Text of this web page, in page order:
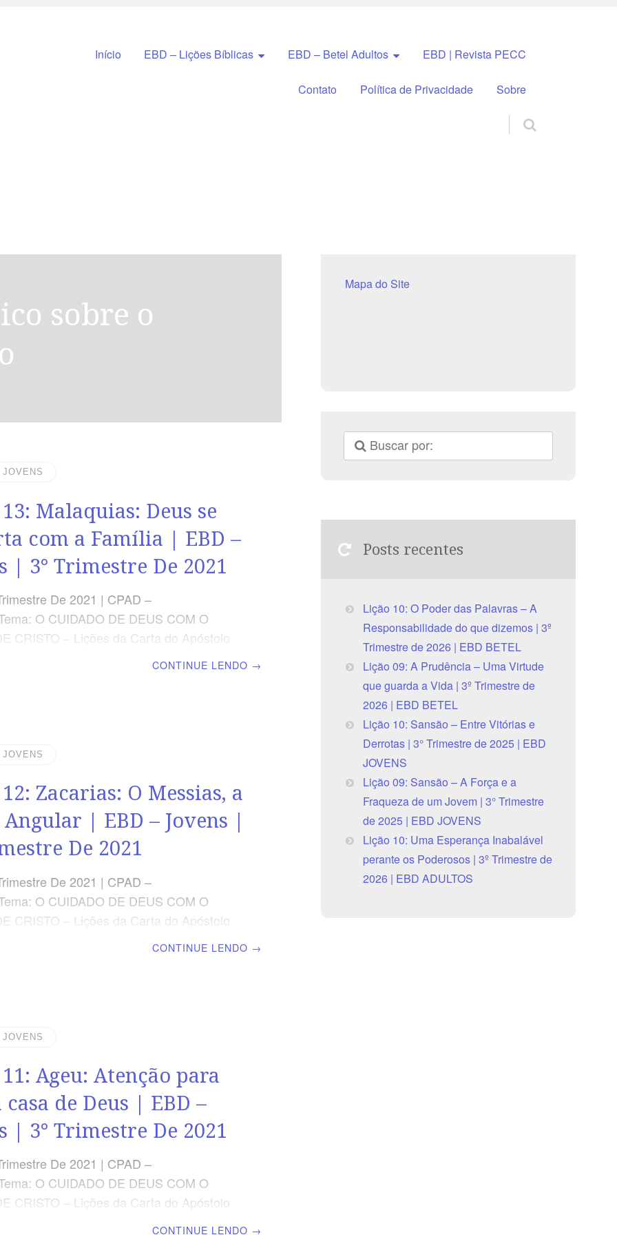
Pular para o conteúdo
Início EBD – Lições Bíblicas EBD – Betel Adultos EBD | Revista PECC
Contato Política de Privacidade Sobre
JOVENS
Malaquias: Deus se
com a Família | EBD –
| 3° Trimestre De 2021
De 2021 | CPAD –
O CUIDADO DE DEUS COM O
CRISTO – Lições da Carta do Apóstolo
de Deus para nossas vidas implica na
DO DIA E dizeis: Por quê? Porque o
CONTINUE LENDO →
JOVENS
Zacarias: O Messias, a
Angular | EBD – Jovens |
De 2021
De 2021 | CPAD –
O CUIDADO DE DEUS COM O
CRISTO – Lições da Carta do Apóstolo
APRESENTAR as profecias messiânicas
feridas são essas nas tuas mãos? dirá
feridas
CONTINUE LENDO →
JOVENS
Ageu: Atenção para
casa de Deus | EBD –
| 3° Trimestre De 2021
De 2021 | CPAD –
O CUIDADO DE DEUS COM O
CRISTO – Lições da Carta do Apóstolo
CONTINUE LENDO →
Mapa do Site
Posts recentes
Lição 10: O Poder das Palavras – A
Responsabilidade do que dizemos | 3º
Trimestre de 2026 | EBD BETEL
Lição 09: A Prudência – Uma Virtude
que guarda a Vida | 3º Trimestre de
2026 | EBD BETEL
Lição 10: Sansão – Entre Vitórias e
Derrotas | 3° Trimestre de 2025 | EBD
JOVENS
Lição 09: Sansão – A Força e a
Fraqueza de um Jovem | 3° Trimestre
de 2025 | EBD JOVENS
Lição 10: Uma Esperança Inabalável
perante os Poderosos | 3º Trimestre de
2026 | EBD ADULTOS